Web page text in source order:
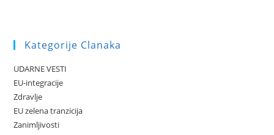
Kategorije Clanaka
UDARNE VESTI
EU-integracije
Zdravlje
EU zelena tranzicija
Zanimljivosti